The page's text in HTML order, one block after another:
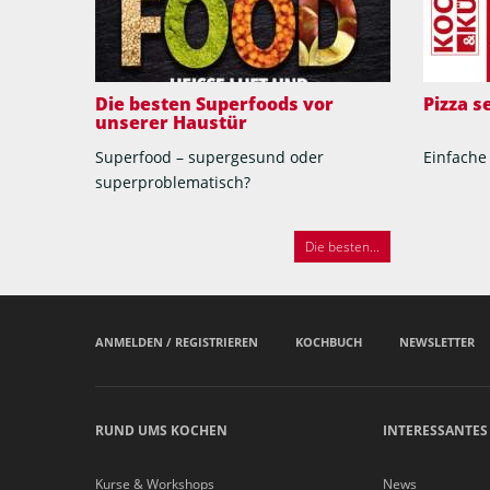
Die besten Superfoods vor
unserer Haustür
Superfood – supergesund oder
superproblematisch?
Die besten...
Pizza
ANMELDEN / REGISTRIEREN KOCHBUCH NEWSLETTER
RUND UMS KOCHEN
Kurse & Workshops News